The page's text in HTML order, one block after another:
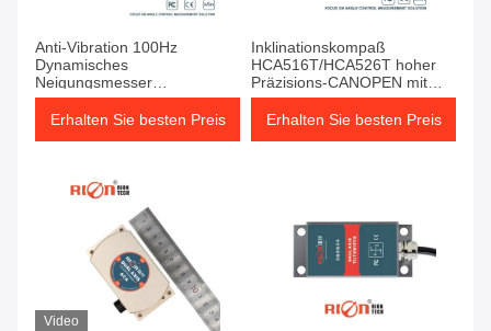
Anti-Vibration 100Hz
Dynamisches
Neigungsmesser
Doppelachse CANopen
Erhalten Sie besten Preis
Inklinationskompaß
HCA516T/HCA526T hoher
Präzisions-CANOPEN mit
gutem Temperatur-Antrieb
Erhalten Sie besten Preis
Video